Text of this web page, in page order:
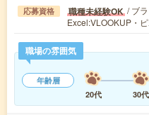
応募資格 職種未経験OK / ブ
Excel:VLOOKUP・
職場の雰囲気
年齢層
20代
30代